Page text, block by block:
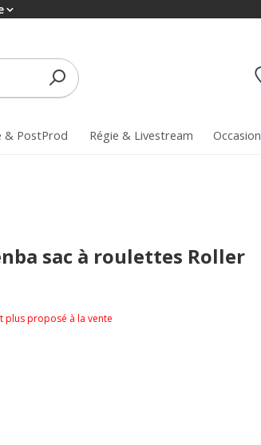
& PostProd Régie & Livestream Occasion
sac à roulettes Roller
plus proposé à la vente